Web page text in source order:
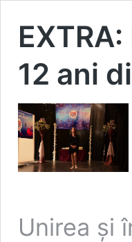
12 ani
Unirea și